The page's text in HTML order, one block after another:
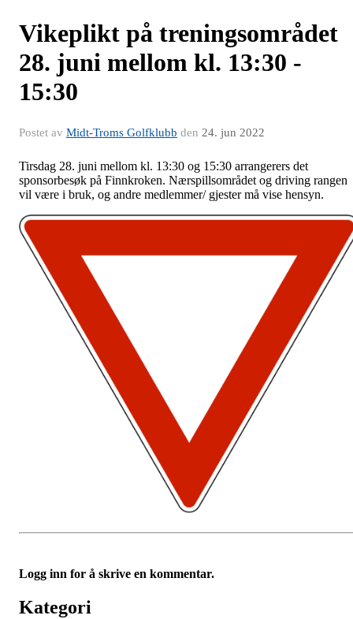
Vikeplikt på treningsområdet
28. juni mellom kl. 13:30 -
15:30
Postet av Midt-Troms Golfklubb den 24. jun 2022
Tirsdag 28. juni mellom kl. 13:30 og 15:30 arrangerers det
sponsorbesøk på Finnkroken. Nærspillsområdet og driving rangen
vil være i bruk, og andre medlemmer/ gjester må vise hensyn.
Logg inn for å skrive en kommentar.
Kategori